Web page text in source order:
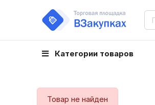
Категории товаров
Товар не найден